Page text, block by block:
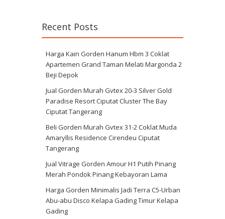
Recent Posts
Harga Kain Gorden Hanum Hbm 3 Coklat
Apartemen Grand Taman Melati Margonda 2
Beji Depok
Jual Gorden Murah Gvtex 20-3 Silver Gold
Paradise Resort Ciputat Cluster The Bay
Ciputat Tangerang
Beli Gorden Murah Gvtex 31-2 Coklat Muda
Amaryllis Residence Cirendeu Ciputat
Tangerang
Jual Vitrage Gorden Amour H1 Putih Pinang
Merah Pondok Pinang Kebayoran Lama
Harga Gorden Minimalis Jadi Terra C5-Urban
Abu-abu Disco Kelapa Gading Timur Kelapa
Gading